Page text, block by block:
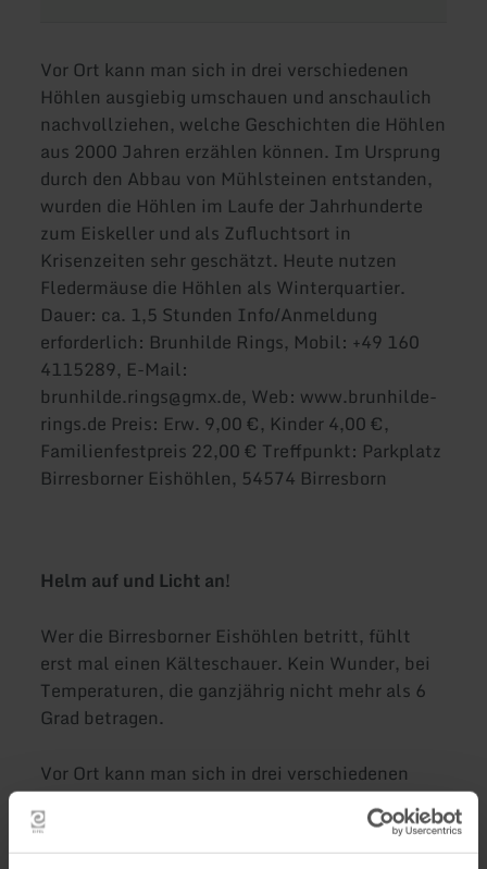
Vor Ort kann man sich in drei verschiedenen
Höhlen ausgiebig umschauen und anschaulich
nachvollziehen, welche Geschichten die Höhlen
aus 2000 Jahren erzählen können. Im Ursprung
durch den Abbau von Mühlsteinen entstanden,
wurden die Höhlen im Laufe der Jahrhunderte
zum Eiskeller und als Zufluchtsort in
Krisenzeiten sehr geschätzt. Heute nutzen
Fledermäuse die Höhlen als Winterquartier.
Dauer: ca. 1,5 Stunden Info/Anmeldung
erforderlich: Brunhilde Rings, Mobil: +49 160
4115289, E-Mail:
brunhilde.rings@gmx.de, Web: www.brunhilde-
rings.de Preis: Erw. 9,00 €, Kinder 4,00 €,
Familienfestpreis 22,00 € Treffpunkt: Parkplatz
Birresborner Eishöhlen, 54574 Birresborn
Helm auf und Licht an!
Wer die Birresborner Eishöhlen betritt, fühlt
erst mal einen Kälteschauer. Kein Wunder, bei
Temperaturen, die ganzjährig nicht mehr als 6
Grad betragen.
Vor Ort kann man sich in drei verschiedenen
Höhlen ausgiebig umschauen und anschaulich
nachvollziehen, welche Geschichten die Höhlen
aus 2000 Jahren erzählen können. Im Ursprung